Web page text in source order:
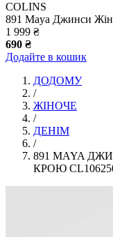
COLINS
891 Maya Джинси
1 999 ₴
690 ₴
Додайте в кошик
ДОДОМУ
/
ЖІНОЧЕ
/
ДЕНІМ
/
891 MAYA
КРОЮ